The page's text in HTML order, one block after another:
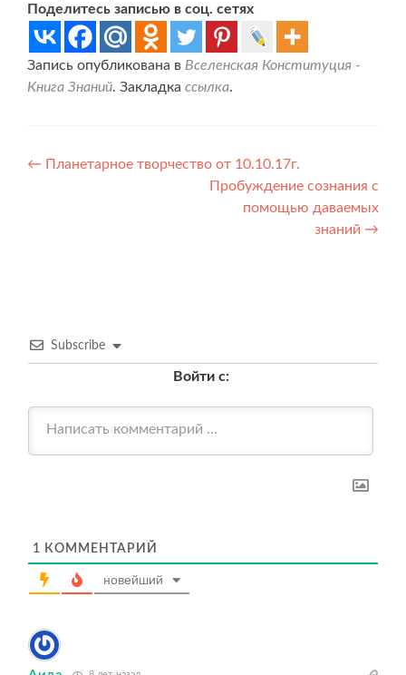
Поделитесь записью в соц. сетях
Запись опубликована в Вселенская Конституция -
Книга Знаний. Закладка ссылка.
Навигация
← Планетарное творчество от 10.10.17г.
Пробуждение сознания с
помощью даваемых
знаний →
Subscribe
Войти с:
1 КОММЕНТАРИЙ
новейший